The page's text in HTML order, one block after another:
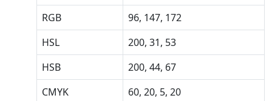
RGB
96, 147, 172
HSL
200, 31, 53
HSB
200, 44, 67
CMYK
60, 20, 5, 20